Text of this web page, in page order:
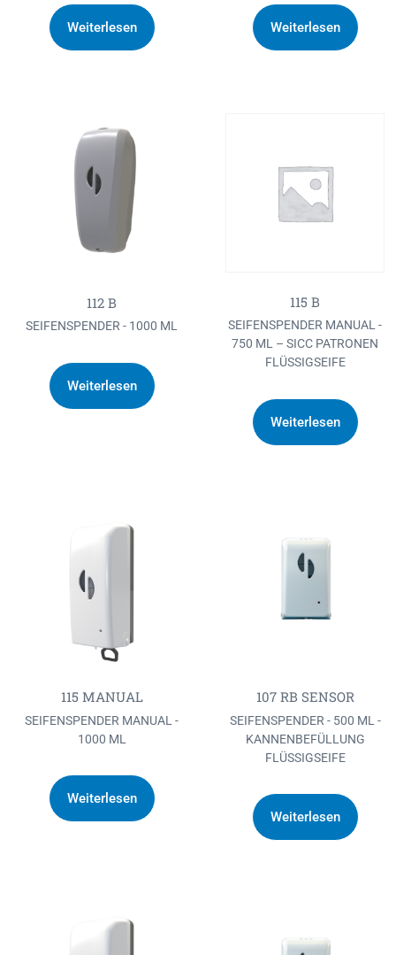
Weiterlesen Weiterlesen
112 B
SEIFENSPENDER - 1000 ML
Weiterlesen
115 B
SEIFENSPENDER MANUAL -
750 ML – SICC PATRONEN
FLÜSSIGSEIFE
Weiterlesen
115 MANUAL
SEIFENSPENDER MANUAL -
1000 ML
Weiterlesen
107 RB SENSOR
SEIFENSPENDER - 500 ML -
KANNENBEFÜLLUNG
FLÜSSIGSEIFE
Weiterlesen